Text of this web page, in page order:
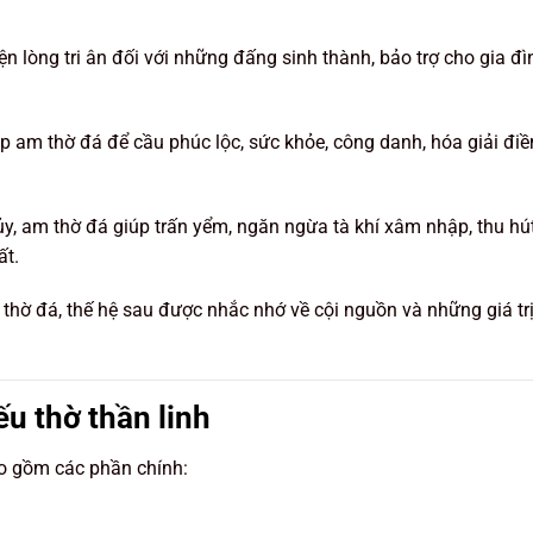
lòng tri ân đối với những đấng sinh thành, bảo trợ cho gia
am thờ đá để cầu phúc lộc, sức khỏe, công danh, hóa giải
am thờ đá giúp trấn yểm, ngăn ngừa tà khí xâm nhập, thu
thờ đá, thế hệ sau được nhắc nhớ về cội nguồn và những giá trị
thờ thần linh
gồm các phần chính: